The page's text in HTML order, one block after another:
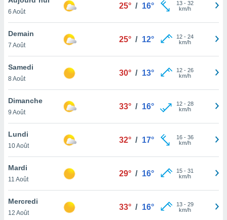
et
»,
au
vous
qu'ils
ou
le
ainsi
un
la
du
6 Août
25° / 16° 13- 32
km/h
Demain
7 Août
25° / 12° 12- 24
km/h
Samedi
8 Août
30° / 13° 12- 26
km/h
Dimanche
9 Août
33° / 16° 12- 28
km/h
Lundi
10 Août
32° / 17° 16- 36
km/h
Mardi
11 Août
29° / 16° 15- 31
km/h
Mercredi
12 Août
33° / 16° 13- 29
km/h